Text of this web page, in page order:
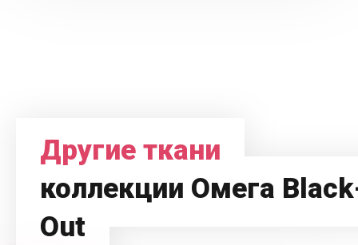
Другие ткани
коллекции Омега
Out